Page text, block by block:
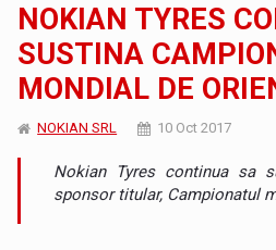
NOKIAN TYRES
SUSTINA
MONDIAL DE
NOKIAN SRL 10 Oct 2017
Nokian Tyres continua sa
sponsor titular, Campionatul